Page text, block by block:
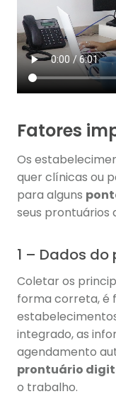
Fatores
Os
quer clínicas ou
para alguns
seus prontuários
1 – Dados do
Coletar os
forma correta, é
integrado, as
agendamento
prontuário
o trabalho.